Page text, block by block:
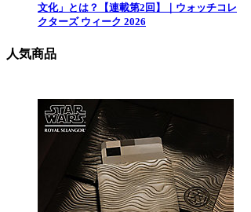
文化」とは？【連載第2回】｜ウォッチコレ
クターズ ウィーク 2026
人気商品